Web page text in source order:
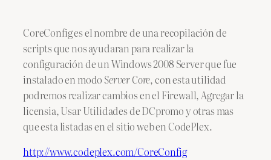
CoreConfig es el nombre de una recopilación de
scripts que nos ayudaran para realizar la
configuración de un Windows 2008 Server que fue
instalado en modo Server Core, con esta utilidad
podremos realizar cambios en el Firewall, Agregar la
licensia, Usar Utilidades de DCpromo y otras mas
que esta listadas en el sitio web en CodePlex.
http://www.codeplex.com/CoreConfig